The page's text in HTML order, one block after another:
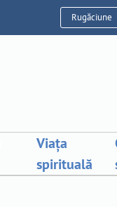
Rugăciune
Viața
spirituală